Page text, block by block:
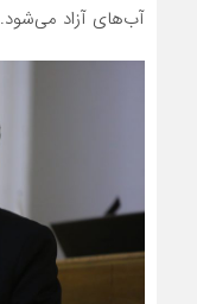
آب‌های آزاد می‌شود.